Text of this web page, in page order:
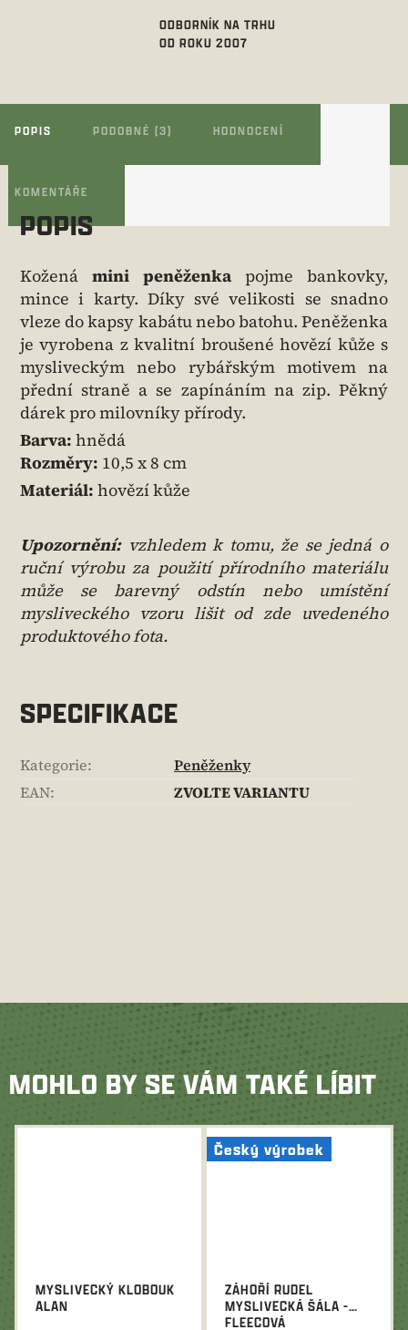
ODBORNÍK NA TRHU
OD ROKU 2007
POPIS PODOBNÉ (3) HODNOCENÍ
KOMENTÁŘE
POPIS
Kožená mini peněženka pojme bankovky,
mince i karty. Díky své velikosti se snadno
vleze do kapsy kabátu nebo batohu. Peněženka
je vyrobena z kvalitní broušené hovězí kůže s
mysliveckým nebo rybářským motivem na
přední straně a se zapínáním na zip. Pěkný
dárek pro milovníky přírody.
Barva: hnědá
Rozměry: 10,5 x 8 cm
Materiál: hovězí kůže
Upozornění: vzhledem k tomu, že se jedná o
ruční výrobu za použití přírodního materiálu
může se barevný odstín nebo umístění
mysliveckého vzoru lišit od zde uvedeného
produktového fota.
SPECIFIKACE
Kategorie:
Peněženky
EAN: ZVOLTE VARIANTU
MOHLO BY SE VÁM TAKÉ LÍBIT
MYSLIVECKÝ KLOBOUK
ALAN
Český výrobek
ZÁHOŘÍ RUDEL
MYSLIVECKÁ ŠÁLA -
FLEECOVÁ